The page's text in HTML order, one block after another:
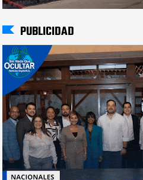
PUBLICIDAD